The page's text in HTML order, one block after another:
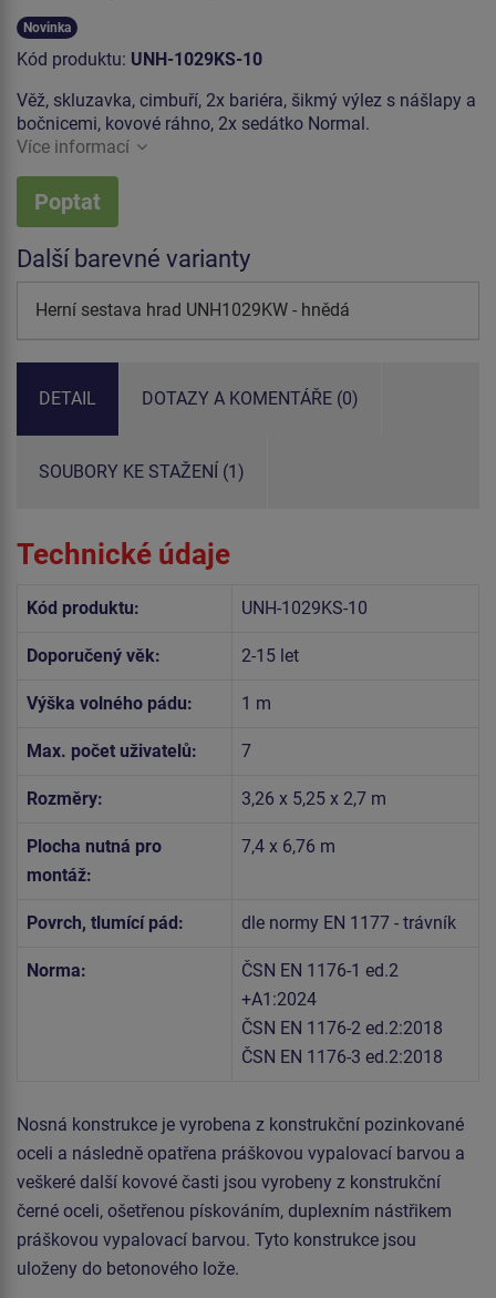
Novinka
Kód produktu: UNH-1029KS-10
Věž, skluzavka, cimbuří, 2x bariéra, šikmý výlez s nášlapy a
bočnicemi, kovové ráhno, 2x sedátko Normal.
Více informací
Poptat
Další barevné varianty
Herní sestava hrad UNH1029KW - hnědá
DETAIL DOTAZY A KOMENTÁŘE (0)
SOUBORY KE STAŽENÍ (1)
Technické údaje
Kód produktu: UNH-1029KS-10
Doporučený věk: 2-15 let
Výška volného pádu: 1 m
Max. počet uživatelů: 7
Rozměry: 3,26 x 5,25 x 2,7 m
Plocha nutná pro
montáž:
7,4 x 6,76 m
Povrch, tlumící pád: dle normy EN 1177 - trávník
Norma:
ČSN EN 1176-1 ed.2
+A1:2024
ČSN EN 1176-2 ed.2:2018
ČSN EN 1176-3 ed.2:2018
Nosná konstrukce je vyrobena z konstrukční pozinkované
oceli a následně opatřena práškovou vypalovací barvou a
veškeré další kovové časti jsou vyrobeny z konstrukční
černé oceli, ošetřenou pískováním, duplexním nástřikem
práškovou vypalovací barvou. Tyto konstrukce jsou
uloženy do betonového lože.